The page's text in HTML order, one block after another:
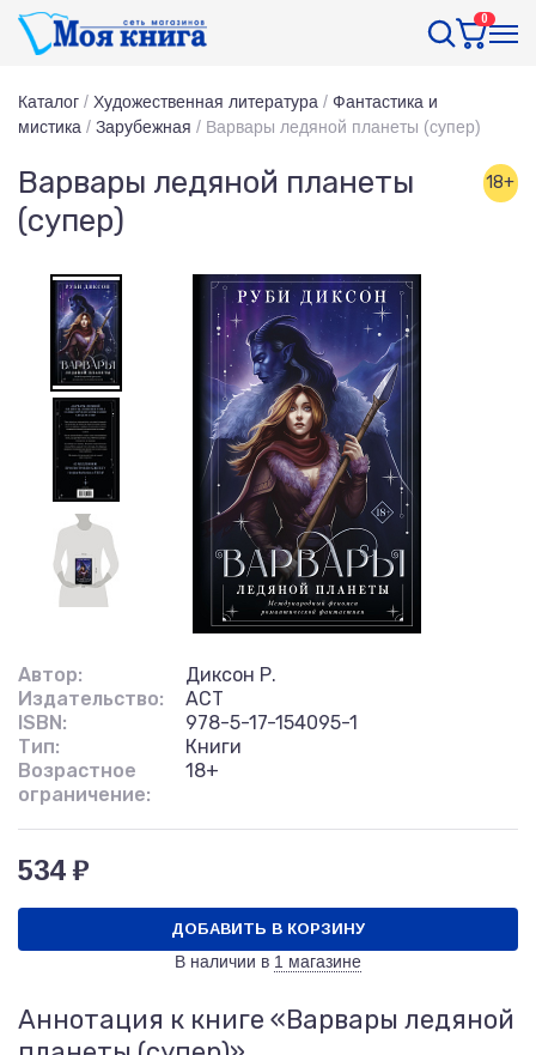
0
Каталог / Художественная литература / Фантастика и
мистика / Зарубежная / Варвары ледяной планеты (супер)
Варвары ледяной планеты
(супер)
18+
Автор:
Диксон Р.
Издательство:
АСТ
ISBN:
978-5-17-154095-1
Тип:
Книги
Возрастное
ограничение:
18+
534 ₽
ДОБАВИТЬ В КОРЗИНУ
В наличии в 1 магазине
Аннотация к книге «Варвары ледяной